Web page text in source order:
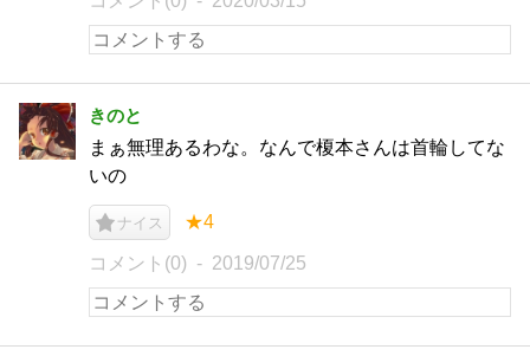
きのと
まぁ無理あるわな。なんで榎本さんは首輪してな
いの
ナイス ★4
コメント(0) 2019/07/25